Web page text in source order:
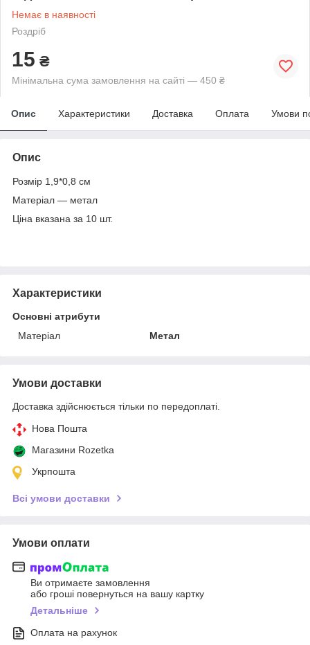
Немає в наявності
Роздріб
15 ₴
Мінімальна сума замовлення на сайті — 450 ₴
Опис Характеристики Доставка Оплата Умови
Опис
Розмір 1,9*0,8 см
Матеріал — метал
Ціна вказана за 10 шт.
Характеристики
Основні атрибути
Матеріал
Метал
Умови доставки
Доставка здійснюється тільки по передоплаті.
Нова Пошта
Магазини Rozetka
Укрпошта
Всі умови доставки
Умови оплати
Ви отримаєте замовлення
або гроші повернуться на вашу картку
Детальніше
Оплата на рахунок